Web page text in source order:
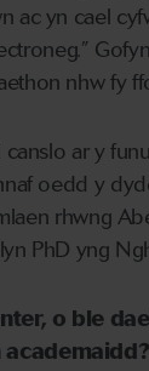
ac yn cael c
”
nhwfy
ar y
oedd y
rhwng
PhD yng
o ble
academaidd?